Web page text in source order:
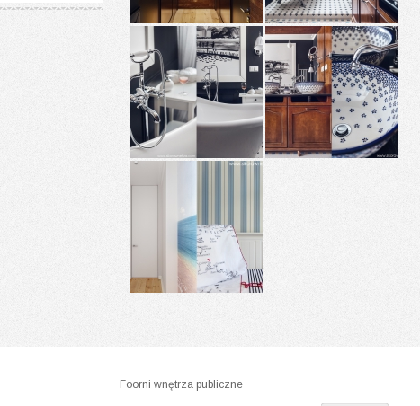
Foorni wnętrza publiczne